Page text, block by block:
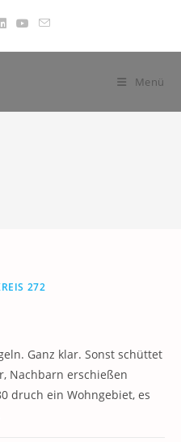
Menü
272
Ganz klar. Sonst schüttet
Nachbarn erschießen
druch ein Wohngebiet, es